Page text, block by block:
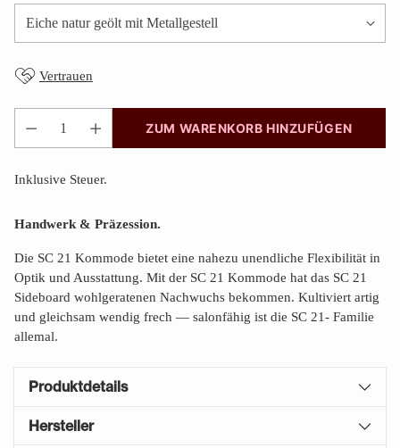
Vertrauen
Anzahl
ZUM WARENKORB HINZUFÜGEN
Inklusive Steuer.
Handwerk & Präzession.
Die SC 21 Kommode bietet eine nahezu unendliche Flexibilität in
Optik und Ausstattung. Mit der SC 21 Kommode hat das SC 21
Sideboard wohlgeratenen Nachwuchs bekommen. Kultiviert artig
und gleichsam wendig frech — salonfähig ist die SC 21- Familie
allemal.
Produktdetails
Hersteller